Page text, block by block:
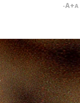
A+A-